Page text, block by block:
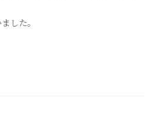
した。